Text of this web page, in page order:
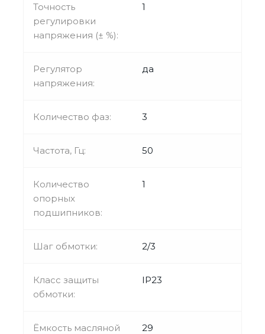
Точность
регулировки
напряжения (± %):
1
Регулятор
напряжения:
да
Количество фаз: 3
Частота, Гц: 50
Количество
опорных
подшипников:
1
Шаг обмотки: 2/3
Класс защиты
обмотки:
IP23
Ёмкость масляной
29